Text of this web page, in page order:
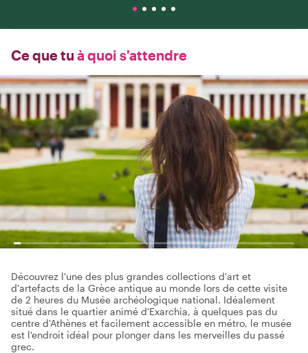
Ce que tu à quoi s'attendre
Découvrez l'une des plus grandes collections d'art et
d'artefacts de la Grèce antique au monde lors de cette visite
de 2 heures du Musée archéologique national. Idéalement
situé dans le quartier animé d'Exarchia, à quelques pas du
centre d'Athènes et facilement accessible en métro, le musée
est l'endroit idéal pour plonger dans les merveilles du passé
grec.